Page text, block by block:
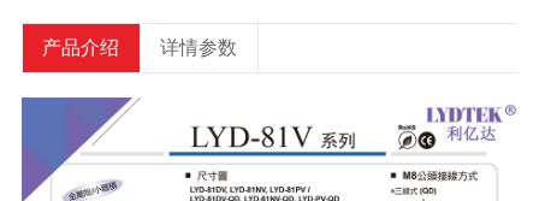
产品介绍 详情参数